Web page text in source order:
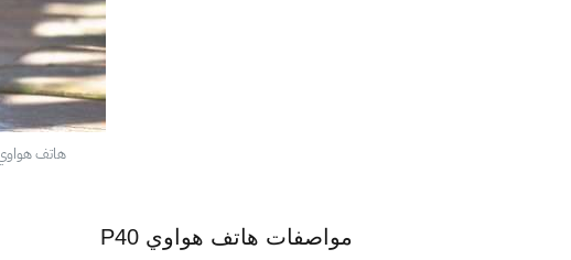
مواصفات هاتف هواوي P40